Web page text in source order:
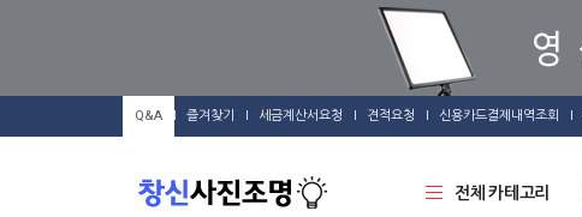
Q&A 즐겨찾기 세금계산서요청 견적요청 신용카드결제내역조회
전체 카테고리